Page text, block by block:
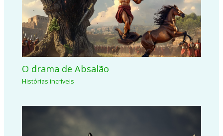
O drama de Absalão
Histórias incríveis